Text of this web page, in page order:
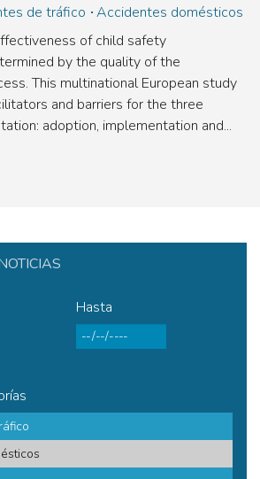
de tráfico Accidentes domésticos
of child safety
by the quality of the
This multinational European study
and barriers for the three
adoption, implementation and...
Hasta